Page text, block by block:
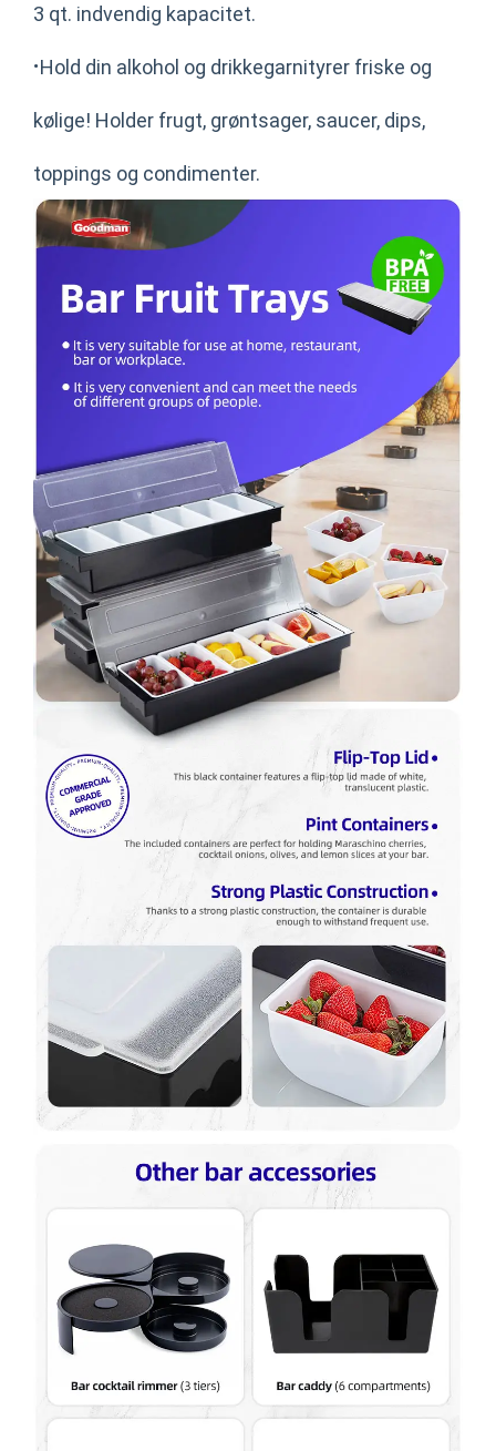
3 qt. indvendig kapacitet.
·Hold din alkohol og drikkegarnityrer friske og
kølige! Holder frugt, grøntsager, saucer, dips,
toppings og condimenter.